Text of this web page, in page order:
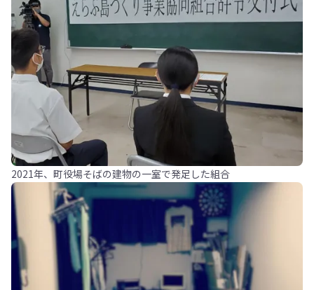
2021年、町役場そばの建物の一室で発足した組合